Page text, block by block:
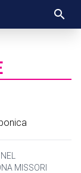
MISSORI